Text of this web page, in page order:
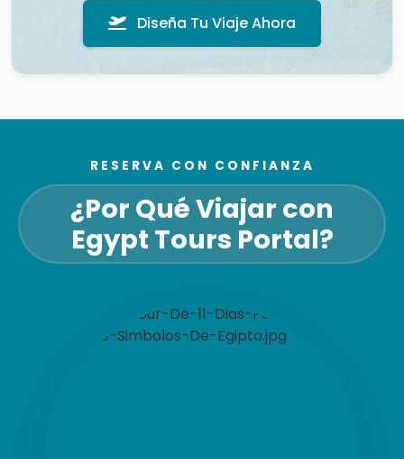
Diseña Tu Viaje Ahora
RESERVA CON CONFIANZA
¿Por Qué Viajar con
Egypt Tours Portal?